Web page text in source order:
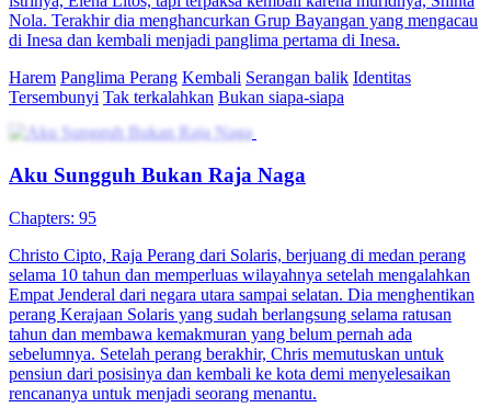
Nola. Terakhir dia menghancurkan Grup Bayangan yang mengacau
di Inesa dan kembali menjadi panglima pertama di Inesa.
Harem Panglima Perang Kembali Serangan balik Identitas
Tersembunyi Tak terkalahkan Bukan siapa-siapa
Aku Sungguh Bukan Raja Naga
Chapters: 95
Christo Cipto, Raja Perang dari Solaris, berjuang di medan perang
selama 10 tahun dan memperluas wilayahnya setelah mengalahkan
Empat Jenderal dari negara utara sampai selatan. Dia menghentikan
perang Kerajaan Solaris yang sudah berlangsung selama ratusan
tahun dan membawa kemakmuran yang belum pernah ada
sebelumnya. Setelah perang berakhir, Chris memutuskan untuk
pensiun dari posisinya dan kembali ke kota demi menyelesaikan
rencananya untuk menjadi seorang menantu.